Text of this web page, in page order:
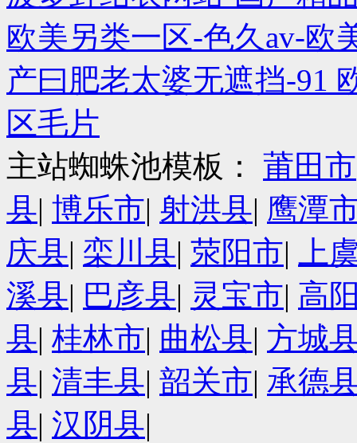
欧美另类一区-色久av-欧
产曰肥老太婆无遮挡-91
区毛片
主站蜘蛛池模板： 莆田市
县| 博乐市| 射洪县| 鹰潭
庆县| 栾川县| 荥阳市|
上
溪县| 巴彦县| 灵宝市| 高
县| 桂林市| 曲松县| 方城
县| 清丰县| 韶关市| 承德
县| 汉阴县|